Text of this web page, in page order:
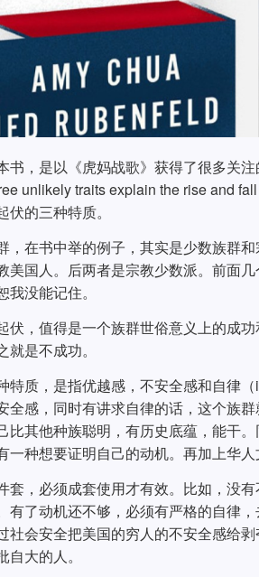
书，是以《虎妈战歌》获得了很多关
unlikely traits explain the rise and
伏的三种特质。
，在书中举的例子，其实是少数族群
美国人。后两者是宗教少数派。前面
我没能记住。
伏，值得是一个族群世俗意义上的成
就是不成功。
特质，是指优越感，不安全感和自律
全感，同时有讲求自律的话，这个族
比其他种族聪明，有历史底蕴，能干
一种想要证明自己的动机。再加上华
套，必须成套使用才有效。比如，没
有了动机还不够，必须有严格的自律
社会安全把美国的穷人的不安全感给
自大的人。